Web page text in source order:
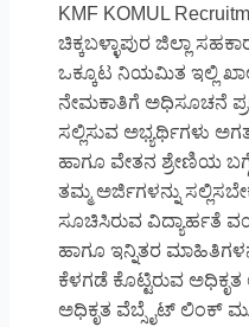
KMF KOMUL
ಚಿಕ್ಕಬಳ್ಳಾಪುರ ಜಿಲ್ಲಾ
ಒಕ್ಕೂಟ ನಿಯಮಿತ ಇಲ್ಲಿ
ನೇಮಕಾತಿಗೆ ಅಧಿಸೂಚನೆ
ಸಲ್ಲಿಸುವ ಅಭ್ಯರ್ಥಿಗಳು
ಹಾಗೂ ವೇತನ ಶ್ರೇಣಿಯ
ತಮ್ಮ ಅರ್ಜಿಗಳನ್ನು
ಸೂಚಿಸಿರುವ ವಿದ್ಯಾರ್ಹತೆ
ಹಾಗೂ ಇನ್ನಿತರ
ಕೆಳಗಡೆ ಕೊಟ್ಟಿರುವ
ಅಧಿಕೃತ ವೆಬ್ಸೈಟ್ ಲಿಂಕ್